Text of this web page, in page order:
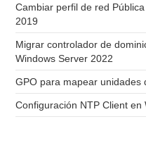
Cambiar perfil de red
2019
Migrar controlador de
Windows Server 2022
GPO para mapear unidades
Configuración NTP Client en